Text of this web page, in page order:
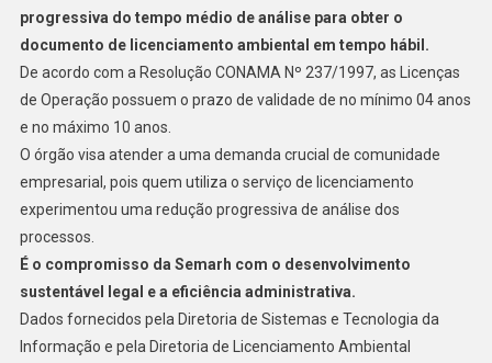
progressiva do tempo médio de análise para obter o
documento de licenciamento ambiental em tempo hábil.
De acordo com a Resolução CONAMA Nº 237/1997, as Licenças
de Operação possuem o prazo de validade de no mínimo 04 anos
e no máximo 10 anos.
O órgão visa atender a uma demanda crucial de comunidade
empresarial, pois quem utiliza o serviço de licenciamento
experimentou uma redução progressiva de análise dos
processos.
É o compromisso da Semarh com o desenvolvimento
sustentável legal e a eficiência administrativa.
Dados fornecidos pela Diretoria de Sistemas e Tecnologia da
Informação e pela Diretoria de Licenciamento Ambiental